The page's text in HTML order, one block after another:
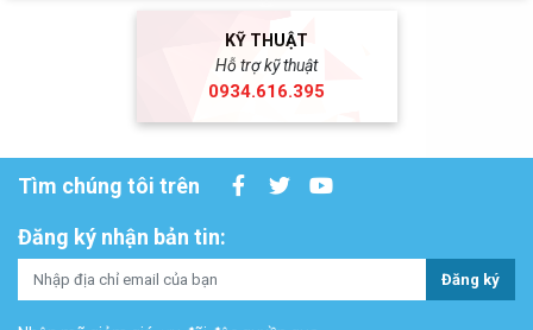
KỸ THUẬT
Hỗ trợ kỹ thuật
0934.616.395
Tìm chúng tôi trên
Đăng ký nhận bản tin:
Đăng ký